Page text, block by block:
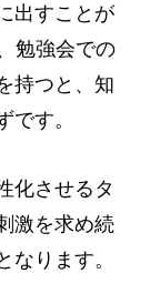
出すことが
勉強会での
持つと、知
です。
化させるタ
激を求め続
なります。